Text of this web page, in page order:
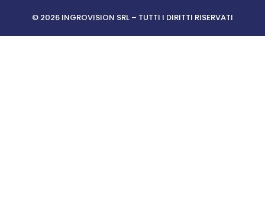
© 2026 INGROVISION SRL – TUTTI I DIRITTI RISERVATI